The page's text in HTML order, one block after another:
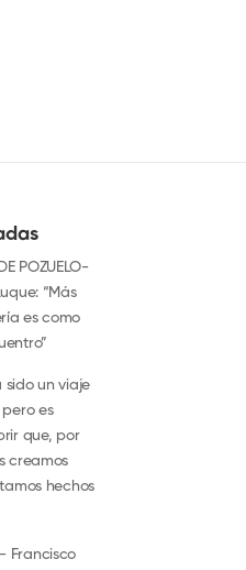
POZUELO-
“Más
es como
sido un viaje
es
que, por
creamos
hechos
Francisco